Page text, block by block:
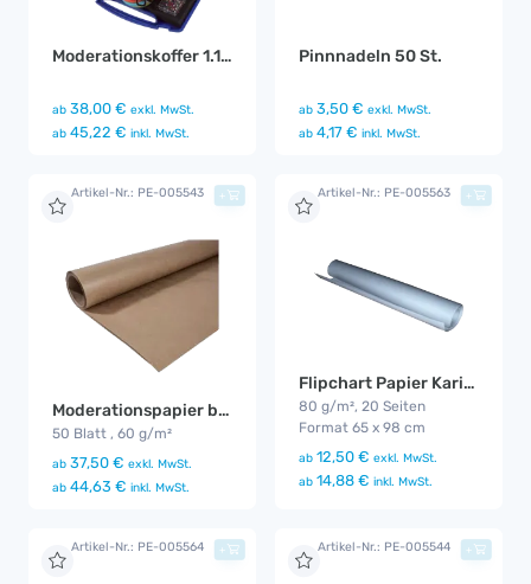
Moderationskoffer 1.142 Teile
ab 38,00 € exkl. MwSt.
ab 45,22 € inkl. MwSt.
Pinnnadeln 50 St.
ab 3,50 € exkl. MwSt.
ab 4,17 € inkl. MwSt.
Artikel-Nr.: PE-005543
Moderationspapier braun, 110 x 140 cm
50 Blatt , 60 g/m²
ab 37,50 € exkl. MwSt.
ab 44,63 € inkl. MwSt.
+ Artikel-Nr.: PE-005563
Flipchart Papier Kariert 20 Seiten
80 g/m², 20 Seiten
Format 65 x 98 cm
ab 12,50 € exkl. MwSt.
ab 14,88 € inkl. MwSt.
+
Artikel-Nr.: PE-005564 + Artikel-Nr.: PE-005544 +